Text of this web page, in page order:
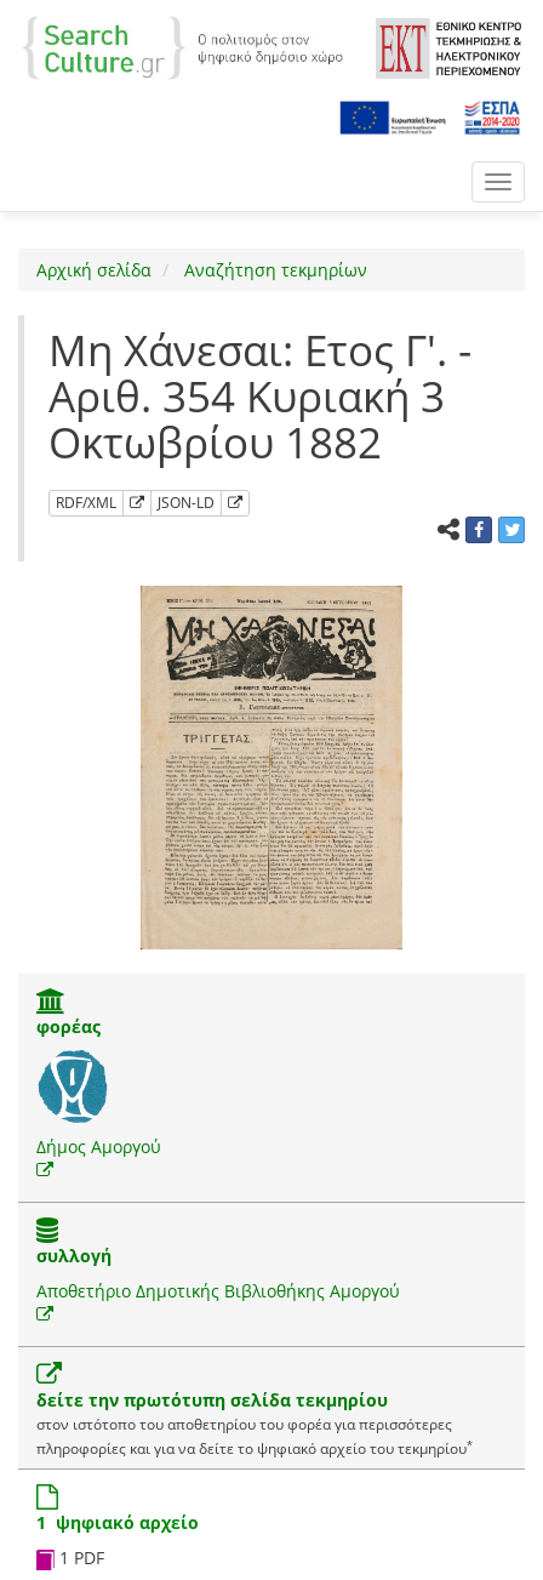
Αρχική σελίδα Αναζήτηση τεκμηρίων
Μη Χάνεσαι: Ετος Γ'. -
Αριθ. 354 Κυριακή 3
Οκτωβρίου 1882
RDF/XML JSON-LD
φορέας
Δήμος Αμοργού
συλλογή
Αποθετήριο Δημοτικής Βιβλιοθήκης Αμοργού
δείτε την πρωτότυπη σελίδα τεκμηρίου
στον ιστότοπο του αποθετηρίου του φορέα για περισσότερες
πληροφορίες και για να δείτε το ψηφιακό αρχείο του τεκμηρίου*
1 ψηφιακό αρχείο
1 PDF